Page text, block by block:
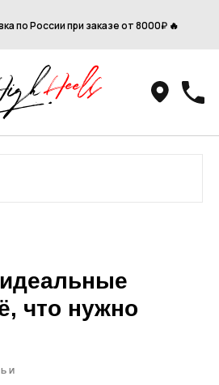
по России при заказе от 8000₽ 🔥
что нужно